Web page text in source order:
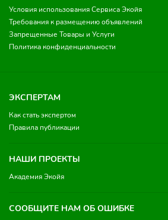
Условия использования Сервиса Экойя
Требования к размещению объявлений
Запрещенные Товары и Услуги
Политика конфиденциальности
ЭКСПЕРТАМ
Как стать экспертом
Правила публикации
НАШИ ПРОЕКТЫ
Академия Экойя
СООБЩИТЕ НАМ ОБ ОШИБКЕ